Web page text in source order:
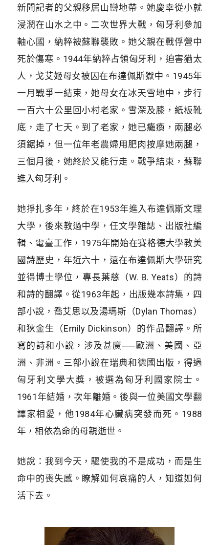
新聞記者的父親移居山巒地帶。她慶幸從小就
浸潤在山水之中。二次世界大戰，匈牙利參加
軸心國，納粹被蘇聯襲敗。她父親在戰俘營中
死於傷寒。1944年納粹占領匈牙利，迫害猶太
人，戈艾姬母女被囚在布達佩斯獄中。1945年
一月戰爭一結束，她母女在冰天雪地中，步行
一百六十公里回小村老家。雪深及膝，紙板靴
底，走了七天。到了老家，她已癱瘓，兩腿必
須鋸掉，但一位年老農婦用肥肉按摩她兩腿，
三個月後，她終於又能行走。戰爭結束，蘇聯
進入匈牙利。
她掙扎多年，終於在1953年進入布達佩斯文理
大學，後來教過中學，任文學雜誌、出版社編
輯、電臺工作，1975年開始在賽格德大學教美
國詩歷史，年近六十，還在布達佩斯大學研究
並得博士學位，專長葉慈（W. B. Yeats）的詩
和詩的翻譯。從1963年起，出版幾本詩集，四
部小說，喬艾思以及湯瑪斯（Dylan Thomas）
和狄金生（Emily Dickinson）的作品翻譯。所
寫的詩和小說，涉及甚廣──歐洲、美國、亞
洲、非洲。三部小說在瑞典和德國出版，得過
匈牙利文學大獎，被選為匈牙利國家院士。
1961年結婚，次年離婚。後與一位美國文學翻
譯家相愛，他1984年心臟病突發而死。1988
年，相依為命的母親逝世。
她說：我到今天，驅使我的不是成功，而是生
命中的喪失感。瞭解如何哀痛的人，知道如何
活下去。